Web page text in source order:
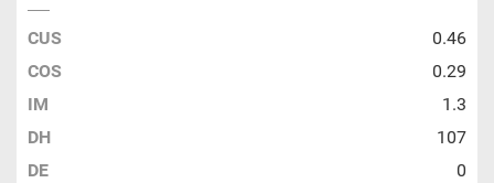
CUS
0.46
COS
0.29
IM
1.3
DH
107
DE
0